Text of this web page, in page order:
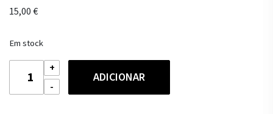
15,00€
Em stock
Quantidade
Loqi
ADICIONAR